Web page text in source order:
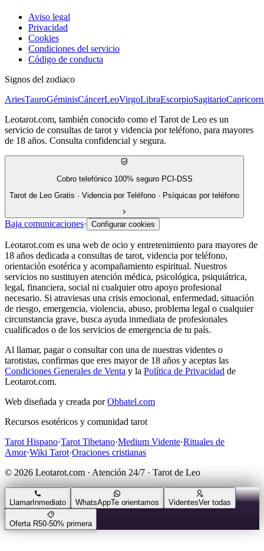
Aviso legal
Privacidad
Cookies
Condiciones del servicio
Código de conducta
Signos del zodiaco
AriesTauroGéminisCáncerLeoVirgoLibraEscorpioSagitario
Leotarot.com, también conocido como el Tarot de Leo es un
servicio de consultas de tarot y videncia por teléfono, para mayores
de 18 años. Consulta confidencial y segura.
Cobro telefónico 100% seguro PCI-DSS
Tarot de Leo Gratis · Videncia por Teléfono · Psíquicas por teléfono
Baja comunicaciones· Configurar cookies
Leotarot.com es una web de ocio y entretenimiento para mayores de
18 años dedicada a consultas de tarot, videncia por teléfono,
orientación esotérica y acompañamiento espiritual. Nuestros
servicios no sustituyen atención médica, psicológica, psiquiátrica,
legal, financiera, social ni cualquier otro apoyo profesional
necesario. Si atraviesas una crisis emocional, enfermedad, situación
de riesgo, emergencia, violencia, abuso, problema legal o cualquier
circunstancia grave, busca ayuda inmediata de profesionales
cualificados o de los servicios de emergencia de tu país.
Al llamar, pagar o consultar con una de nuestras videntes o
tarotistas, confirmas que eres mayor de 18 años y aceptas las
Condiciones Generales de Venta y la Política de Privacidad de
Leotarot.com.
Web diseñada y creada por Obbatel.com
Recursos esotéricos y comunidad tarot
Tarot Hispano·Tarot Tibetano·Medium Vidente·Rituales de
Amor·Wiki Tarot·Oraciones cristianas
© 2026 Leotarot.com · Atención 24/7 · Tarot de Leo
LlamarInmediato WhatsAppTe orientamos VidentesVer todas
Oferta R50-50% primera